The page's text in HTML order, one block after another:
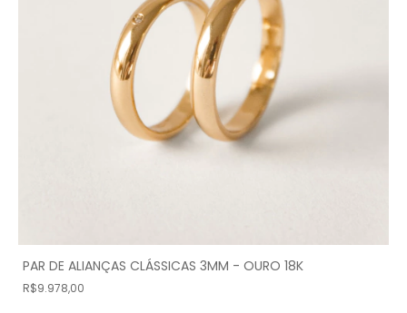
PAR DE ALIANÇAS CLÁSSICAS 3MM - OURO 18K
R$9.978,00